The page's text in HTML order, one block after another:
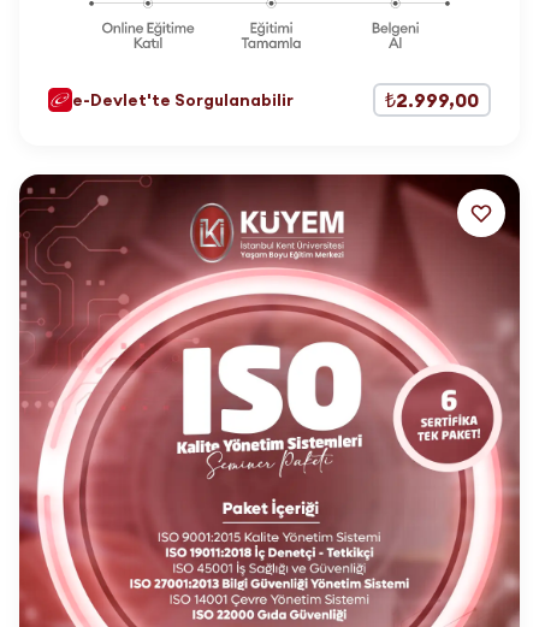
e-Devlet'te Sorgulanabilir ₺2.999,00